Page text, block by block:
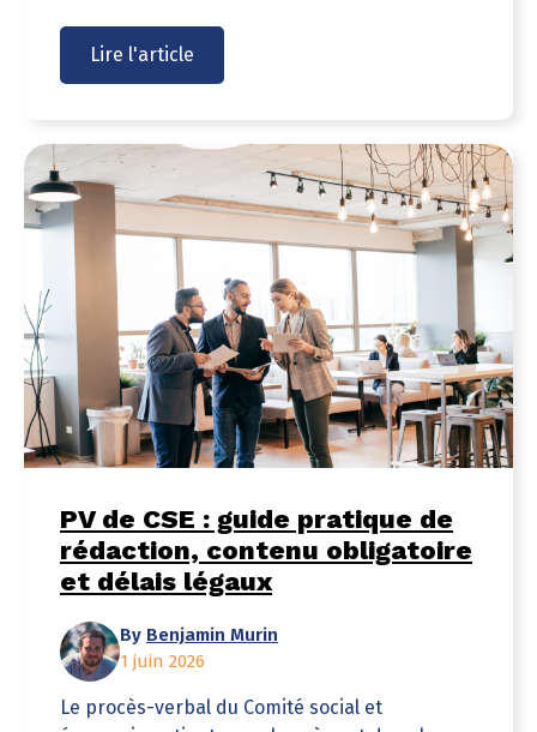
Lire l'article
PV de CSE : guide pratique de
rédaction, contenu obligatoire
et délais légaux
By Benjamin Murin
1 juin 2026
Le procès-verbal du Comité social et